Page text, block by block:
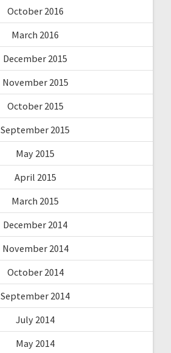
October 2016
March 2016
December 2015
November 2015
October 2015
September 2015
May 2015
April 2015
March 2015
December 2014
November 2014
October 2014
September 2014
July 2014
May 2014